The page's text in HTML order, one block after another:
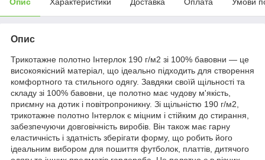
Опис
Трикотажне полотно Інтерлок 190 г/м2 зі 100% бавовни — це
високоякісний матеріал, що ідеально підходить для створення
комфортного та стильного одягу. Завдяки своїй щільності та
складу зі 100% бавовни, це полотно має чудову м'якість,
приємну на дотик і повітропроникну. Зі щільністю 190 г/м2,
трикотажне полотно Інтерлок є міцним і стійким до стирання,
забезпечуючи довговічність виробів. Він також має гарну
еластичність і здатність зберігати форму, що робить його
ідеальним вибором для пошиття футболок, платтів, дитячого